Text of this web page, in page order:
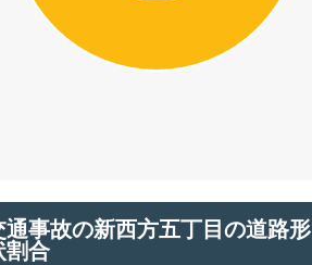
通事故の新西方五丁目の道路形
割合